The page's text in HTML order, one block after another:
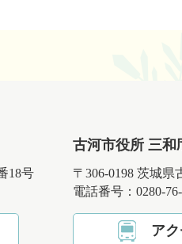
18号
古河市役所 三和
〒306-0198 茨城県
電話番号：0280-
ア